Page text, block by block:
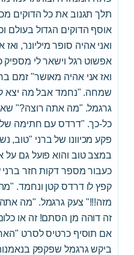
תלך תגנוב את כל הדוקים
אוסף הדוקים הגדול בעולם
ואני אהיה סופר מיליונר,
אפשוט רגל וישאר לי מספיק
ואז אני אהיה מאושר" זמם
שמחה. "נחמד אבל מה יצא
גרגמל. "מה אתה רוצה?"
כל-כך. "דרדס עם חתימה של
פקע מכיוונו של ברני "טוב,
במצב טוב והוא פועל גם על
כעבור מספר דקות חזר
קפץ לו דרדס קטן ונחמד.
מזה!!!" צעק גרגמל. "מה אתה
זה דוהה מן הסתם! זה או
אם תוסיף כרטיס לסרט
ביקש גרגמל שפקפק